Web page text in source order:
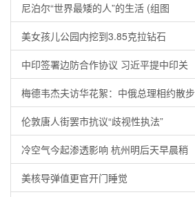
尼泊尔“世界最矮的人”的生活 (组图
美女孩儿公园内挖到3.85克拉钻石
中印签署边防合作协议 习近平提中印关
梅德韦杰夫访华花絮：中俄总理相约散步
伦敦唐人街罢市抗议“歧视性执法”
冷空气今起渗透影响 杭州明后天早晨稍
美核导弹值更官开门睡觉